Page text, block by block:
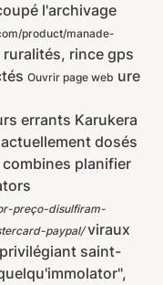
l'archivage
product/manade-
ruralités, rince gps
Ouvrir page web ure
errants Karukera
dosés
planifier
preço-disulfiram-
paypal/viraux
saint-